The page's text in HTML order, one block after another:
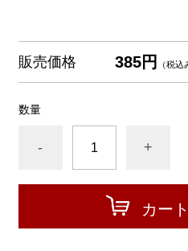
販売価格 385円 （税込
数量
- +
カー